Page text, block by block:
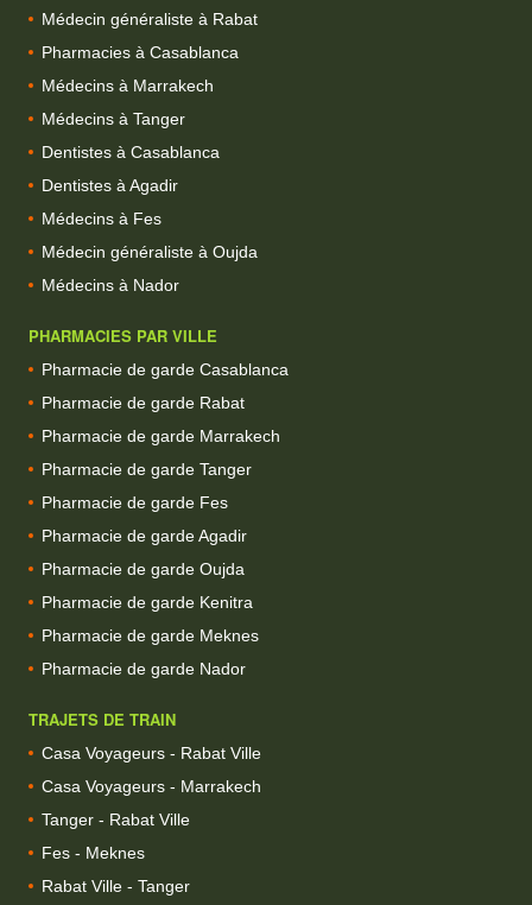
Médecin généraliste à Rabat
Pharmacies à Casablanca
Médecins à Marrakech
Médecins à Tanger
Dentistes à Casablanca
Dentistes à Agadir
Médecins à Fes
Médecin généraliste à Oujda
Médecins à Nador
PHARMACIES PAR VILLE
Pharmacie de garde Casablanca
Pharmacie de garde Rabat
Pharmacie de garde Marrakech
Pharmacie de garde Tanger
Pharmacie de garde Fes
Pharmacie de garde Agadir
Pharmacie de garde Oujda
Pharmacie de garde Kenitra
Pharmacie de garde Meknes
Pharmacie de garde Nador
TRAJETS DE TRAIN
Casa Voyageurs - Rabat Ville
Casa Voyageurs - Marrakech
Tanger - Rabat Ville
Fes - Meknes
Rabat Ville - Tanger